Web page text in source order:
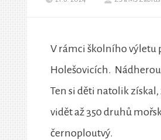
V rámci školního výletu
Holešovicích.
Ten si děti natolik
vidět až 350 druhů
černoploutvý.